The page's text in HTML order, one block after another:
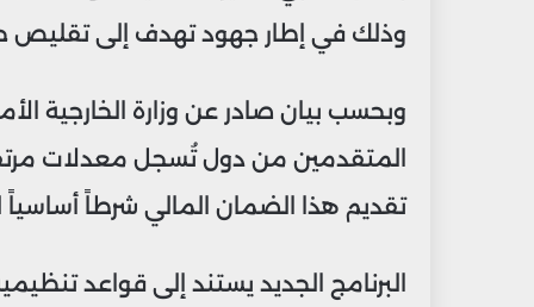
وذلك في إطار جهود تهدف إلى تقليص
وبحسب بيان صادر عن وزارة الخارجية
المتقدمين من دول تُسجل معدلات
تقديم هذا الضمان المالي شرطاً
البرنامج الجديد يستند إلى قواعد